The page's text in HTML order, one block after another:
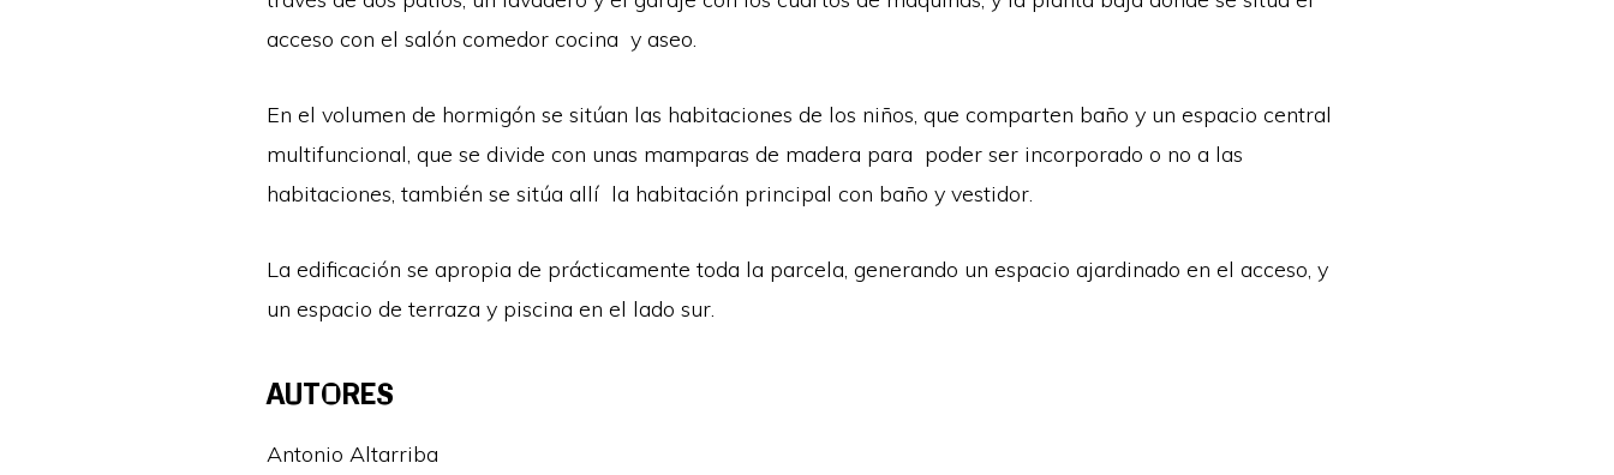
acceso con el salón comedor cocina y aseo.
En el volumen de hormigón se sitúan las habitaciones de los niños, que comparten baño y un espacio central
multifuncional, que se divide con unas mamparas de madera para poder ser incorporado o no a las
habitaciones, también se sitúa allí la habitación principal con baño y vestidor.
La edificación se apropia de prácticamente toda la parcela, generando un espacio ajardinado en el acceso, y
un espacio de terraza y piscina en el lado sur.
AUTORES
Antonio Altarriba